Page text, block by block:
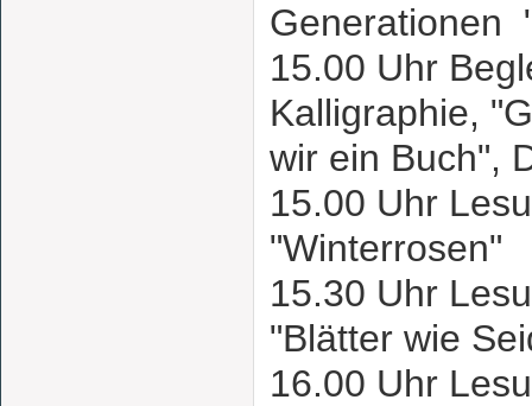
Generationen
15.00 Uhr
Kalligraphie,
wir ein Buch",
15.00 Uhr
"Winterrosen"
15.30 Uhr
"Blätter wie
16.00 Uhr